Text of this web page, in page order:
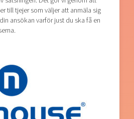
till tjejer som väljer att anmäla sig
ansökan varför just du ska få en